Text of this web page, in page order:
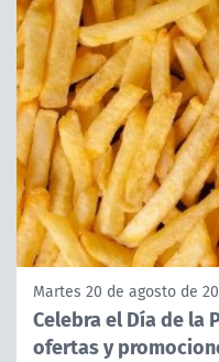
Martes 20 de agosto de
Celebra el Día de la
ofertas y